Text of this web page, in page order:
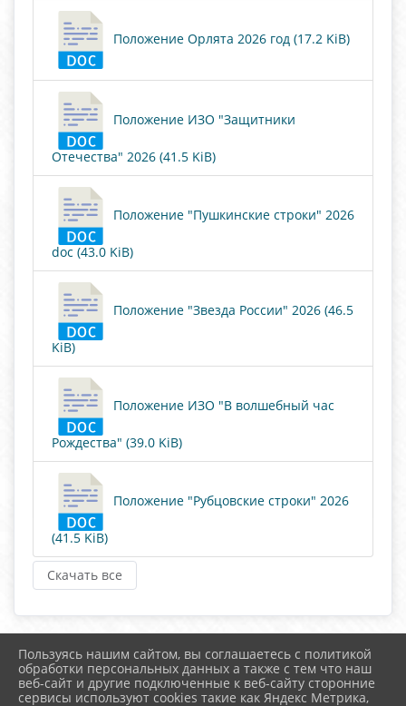
Положение Орлята 2026 год (17.2 KiB)
Положение ИЗО "Защитники
Отечества" 2026 (41.5 KiB)
Положение "Пушкинские строки" 2026
doc (43.0 KiB)
Положение "Звезда России" 2026 (46.5
KiB)
Положение ИЗО "В волшебный час
Рождества" (39.0 KiB)
Положение "Рубцовские строки" 2026
(41.5 KiB)
Скачать все
2026 г. uzhur-cks.ru
Вход
Карта сайта
Пользуясь нашим сайтом, вы соглашаетесь с политикой
обработки персональных данных а также с тем что наш
веб-сайт и другие подключенные к веб-сайту сторонние
сервисы используют cookies такие как Яндекс Метрика,